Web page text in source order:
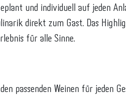
und individuell auf jeden
direkt zum Gast. Das
für alle Sinne.
passenden Weinen für jeden